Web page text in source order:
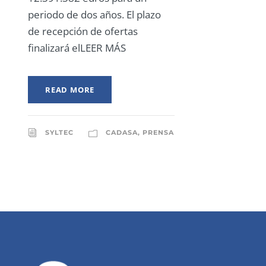
periodo de dos años. El plazo
de recepción de ofertas
finalizará elLEER MÁS
READ MORE
SYLTEC CADASA, PRENSA